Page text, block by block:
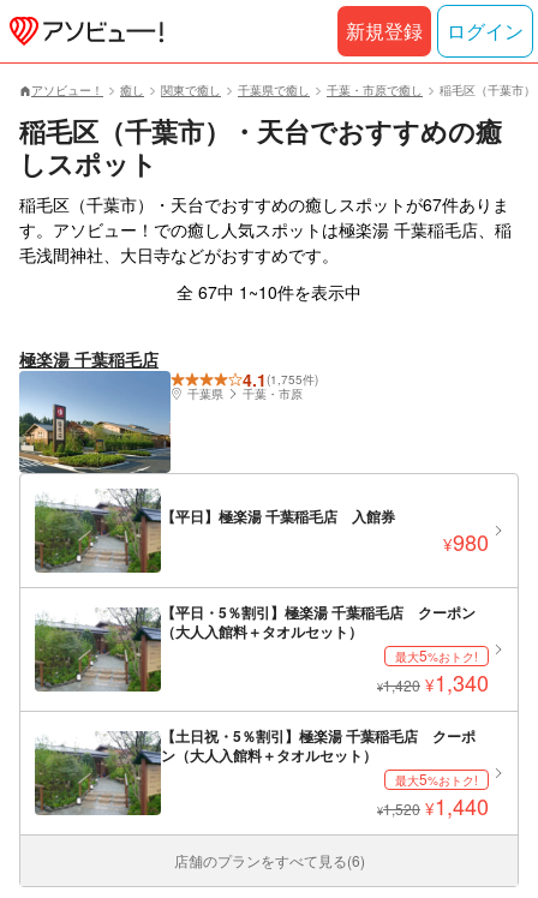
アソビュー！ 癒し 関東で癒し 千葉県で癒し 千葉・市原で癒し 稲毛区（千葉市
稲毛区（千葉市）・天台でおすすめの癒
しスポット
稲毛区（千葉市）・天台でおすすめの癒しスポットが67件ありま
す。アソビュー！での癒し人気スポットは極楽湯 千葉稲毛店、稲
毛浅間神社、大日寺などがおすすめです。
全 67中 1~10件を表示中
極楽湯 千葉稲毛店
4.1(1,755件)
千葉県
千葉・市原
【平日】極楽湯 千葉稲毛店 入館券
¥980
【平日・5％割引】極楽湯 千葉稲毛店 クーポン
（大人入館料＋タオルセット）
最大5%おトク!
¥1,420 ¥1,340
【土日祝・5％割引】極楽湯 千葉稲毛店 クーポ
ン（大人入館料＋タオルセット）
最大5%おトク!
¥1,520 ¥1,440
店舗のプランをすべて見る(6)
新規登録 ログイン